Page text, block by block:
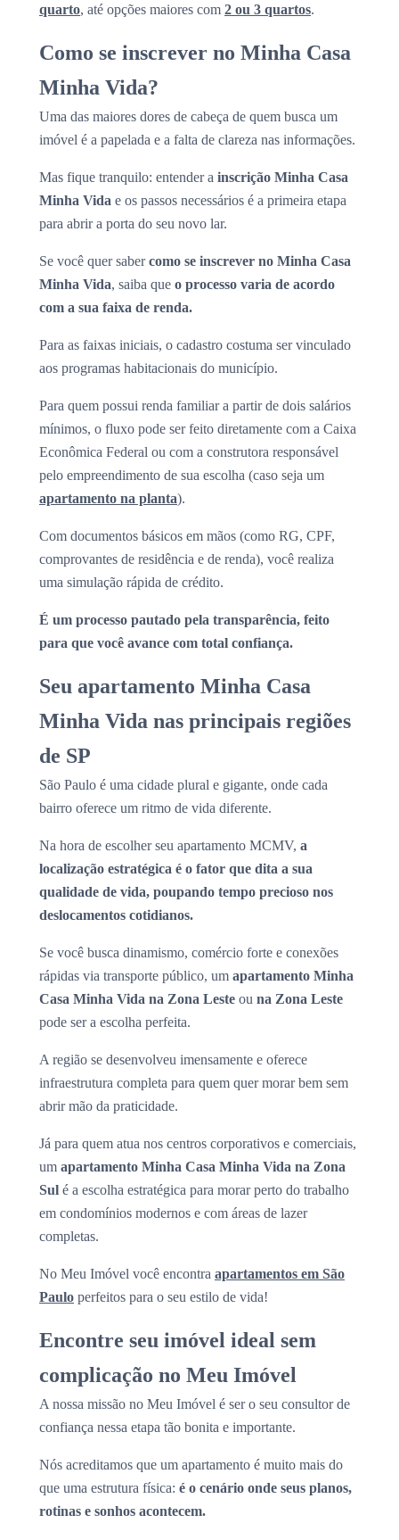
quarto, até opções maiores com 2 ou 3 quartos.
Como se inscrever no Minha Casa
Minha Vida?
Uma das maiores dores de cabeça de quem busca um
imóvel é a papelada e a falta de clareza nas informações.
Mas fique tranquilo: entender a inscrição Minha Casa
Minha Vida e os passos necessários é a primeira etapa
para abrir a porta do seu novo lar.
Se você quer sabercomo se inscrever no Minha Casa
Minha Vida, saiba que o processo varia de acordo
com a sua faixa de renda.
Para as faixas iniciais, o cadastro costuma ser vinculado
aos programas habitacionais do município.
Para quem possui renda familiar a partir de dois salários
mínimos, o fluxo pode ser feito diretamente com a Caixa
Econômica Federal ou com a construtora responsável
pelo empreendimento de sua escolha (caso seja um
apartamento na planta).
Com documentos básicos em mãos (como RG, CPF,
comprovantes de residência e de renda), você realiza
uma simulação rápida de crédito.
É um processo pautado pela transparência, feito
para que você avance com total confiança.
Seu apartamento Minha Casa
Minha Vida nas principais regiões
de SP
São Paulo é uma cidade plural e gigante, onde cada
bairro oferece um ritmo de vida diferente.
Na hora de escolher seu apartamento MCMV, a
localização estratégica é o fator que dita a sua
qualidade de vida, poupando tempo precioso nos
deslocamentos cotidianos.
Se você busca dinamismo, comércio forte e conexões
rápidas via transporte público, um apartamento Minha
Casa Minha Vida na Zona Leste ou na Zona Leste
pode ser a escolha perfeita.
A região se desenvolveu imensamente e oferece
infraestrutura completa para quem quer morar bem sem
abrir mão da praticidade.
Já para quem atua nos centros corporativos e comerciais,
um apartamento Minha Casa Minha Vida na Zona
Sul é a escolha estratégica para morar perto do trabalho
em condomínios modernos e com áreas de lazer
completas.
No Meu Imóvel você encontra apartamentos em São
Paulo perfeitos para o seu estilo de vida!
Encontre seu imóvel ideal sem
complicação no Meu Imóvel
A nossa missão no Meu Imóvel é ser o seu consultor de
confiança nessa etapa tão bonita e importante.
Nós acreditamos que um apartamento é muito mais do
que uma estrutura física: é o cenário onde seus planos,
rotinas e sonhos acontecem.